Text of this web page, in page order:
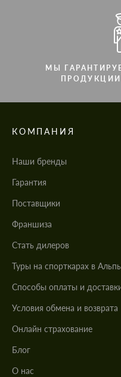
МЫ
КОМПАНИЯ
Наши бренды
Гарантия
Поставщики
Франшиза
Стать дилеров
Туры на спорткарах в
Cпособы оплаты и
Условия обмена и возврата
Онлайн страхование
Блог
О нас